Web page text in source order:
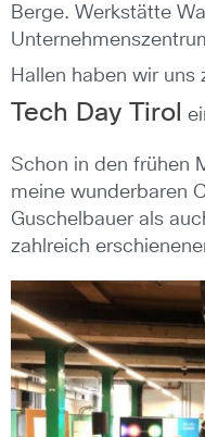
Berge. Werkstätte
Hallen haben wir uns
Tech Day Tirol
Schon in den frühen
meine wunderbaren
Guschelbauer als
zahlreich